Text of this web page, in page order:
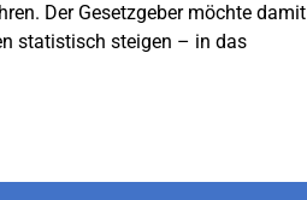
Der Gesetzgeber möchte damit
statistisch steigen – in das